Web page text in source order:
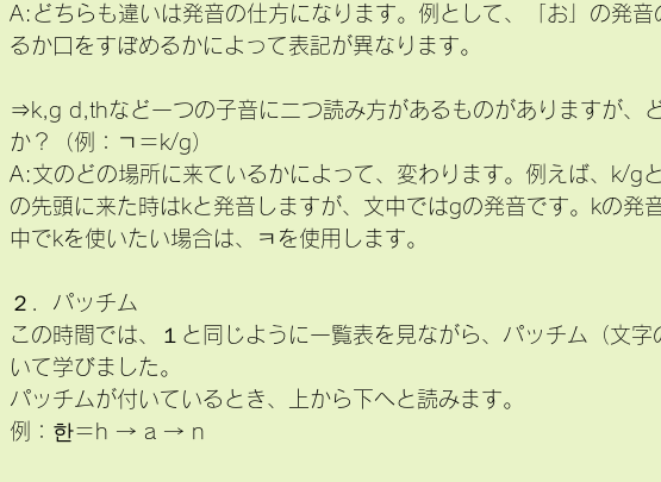
A:どちらも違いは発音の仕方になります。例として、「お」の発
るか口をすぼめるかによって表記が異なります。
⇒k,g d,thなど一つの子音に二つ読み方があるものがありますが、
か？（例：ㄱ＝k/g）
A:文のどの場所に来ているかによって、変わります。例えば、k/g
の先頭に来た時はkと発音しますが、文中ではgの発音です。kの発
中でkを使いたい場合は、ㅋを使用します。
２．パッチム
この時間では、１と同じように一覧表を見ながら、パッチム（文
いて学びました。
パッチムが付いているとき、上から下へと読みます。
例：한＝h → a → n